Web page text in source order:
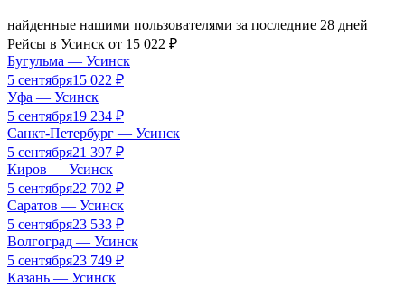
найденные нашими пользователями за последние 28 дней
Рейсы в Усинск от 15 022 ₽
Бугульма — Усинск
5 сентября15 022 ₽
Уфа — Усинск
5 сентября19 234 ₽
Санкт-Петербург — Усинск
5 сентября21 397 ₽
Киров — Усинск
5 сентября22 702 ₽
Саратов — Усинск
5 сентября23 533 ₽
Волгоград — Усинск
5 сентября23 749 ₽
Казань — Усинск